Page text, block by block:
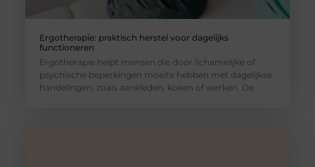
Ergotherapie: praktisch herstel voor dagelijks
functioneren
Ergotherapie helpt mensen die door lichamelijke of
psychische beperkingen moeite hebben met dagelijkse
handelingen, zoals aankleden, koken of werken. De